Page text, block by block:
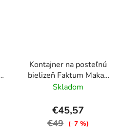
Kontajner na posteľnú
bielizeň Faktum Makao
80 X 160 cm
Skladom
€45,57
€49 (–7 %)